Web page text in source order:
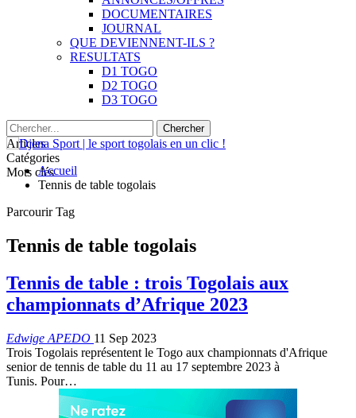
DOCUMENTAIRES
JOURNAL
QUE DEVIENNENT-ILS ?
RESULTATS
D1 TOGO
D2 TOGO
D3 TOGO
Articles
Catégories
Mots clésAccueil
Tennis de table togolais
Parcourir Tag
Tennis de table togolais
Tennis de table : trois Togolais aux
championnats d’Afrique 2023
Edwige APEDO 11 Sep 2023
Trois Togolais représentent le Togo aux championnats d'Afrique
senior de tennis de table du 11 au 17 septembre 2023 à
Tunis. Pour…